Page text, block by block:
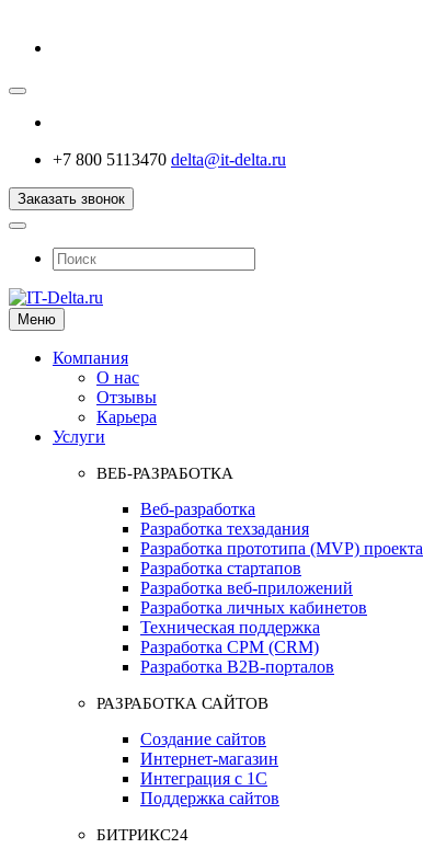
+7 800 5113470 delta@it-delta.ru
Заказать звонок
Меню
Компания
О нас
Отзывы
Карьера
Услуги
ВЕБ-РАЗРАБОТКА
Веб-разработка
Разработка техзадания
Разработка прототипа (MVP) проекта
Разработка стартапов
Разработка веб-приложений
Разработка личных кабинетов
Техническая поддержка
Разработка СРМ (CRM)
Разработка B2B-порталов
РАЗРАБОТКА САЙТОВ
Создание сайтов
Интернет-магазин
Интеграция с 1С
Поддержка сайтов
БИТРИКС24